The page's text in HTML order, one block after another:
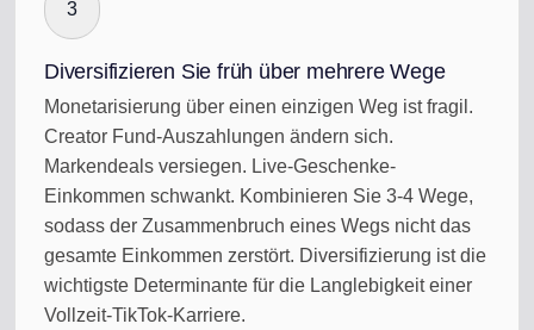
3
Diversifizieren Sie früh über mehrere Wege
Monetarisierung über einen einzigen Weg ist fragil.
Creator Fund-Auszahlungen ändern sich.
Markendeals versiegen. Live-Geschenke-
Einkommen schwankt. Kombinieren Sie 3-4 Wege,
sodass der Zusammenbruch eines Wegs nicht das
gesamte Einkommen zerstört. Diversifizierung ist die
wichtigste Determinante für die Langlebigkeit einer
Vollzeit-TikTok-Karriere.